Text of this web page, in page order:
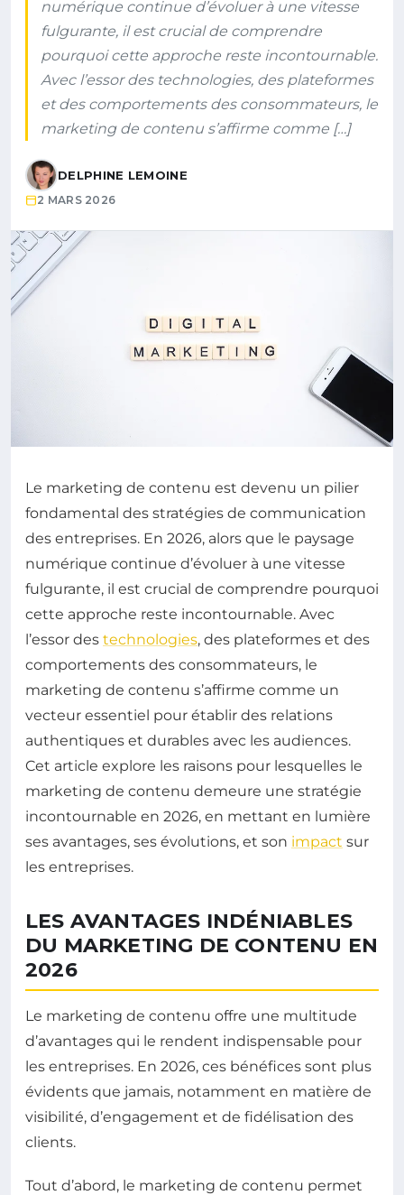
numérique continue d’évoluer à une vitesse
fulgurante, il est crucial de comprendre
pourquoi cette approche reste incontournable.
Avec l’essor des technologies, des plateformes
et des comportements des consommateurs, le
marketing de contenu s’affirme comme […]
DELPHINE LEMOINE
2 MARS 2026
Le marketing de contenu est devenu un pilier
fondamental des stratégies de communication
des entreprises. En 2026, alors que le paysage
numérique continue d’évoluer à une vitesse
fulgurante, il est crucial de comprendre pourquoi
cette approche reste incontournable. Avec
l’essor des technologies, des plateformes et des
comportements des consommateurs, le
marketing de contenu s’affirme comme un
vecteur essentiel pour établir des relations
authentiques et durables avec les audiences.
Cet article explore les raisons pour lesquelles le
marketing de contenu demeure une stratégie
incontournable en 2026, en mettant en lumière
ses avantages, ses évolutions, et son impact sur
les entreprises.
LES AVANTAGES INDÉNIABLES
DU MARKETING DE CONTENU EN
2026
Le marketing de contenu offre une multitude
d’avantages qui le rendent indispensable pour
les entreprises. En 2026, ces bénéfices sont plus
évidents que jamais, notamment en matière de
visibilité, d’engagement et de fidélisation des
clients.
Tout d’abord, le marketing de contenu permet